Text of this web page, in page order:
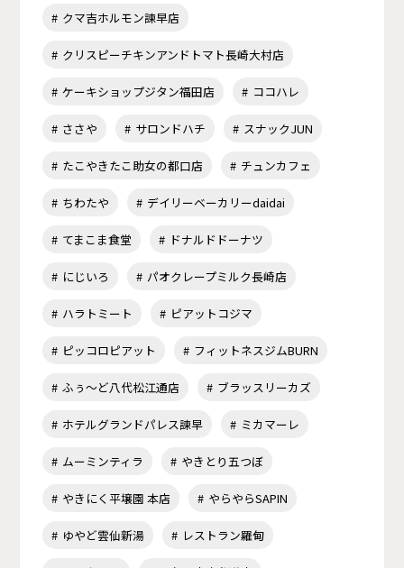
クマ吉ホルモン諫早店
クリスピーチキンアンドトマト長崎大村店
ケーキショップジタン福田店 ココハレ
ささや サロンドハチ スナックJUN
たこやきたこ助女の都口店 チュンカフェ
ちわたや デイリーベーカリーdaidai
てまこま食堂 ドナルドドーナツ
にじいろ パオクレープミルク長崎店
ハラトミート ピアットコジマ
ピッコロピアット フィットネスジムBURN
ふぅ～ど八代松江通店 ブラッスリーカズ
ホテルグランドパレス諫早 ミカマーレ
ムーミンティラ やきとり五つぼ
やきにく平壌園 本店 やらやらSAPIN
ゆやど雲仙新湯 レストラン羅甸